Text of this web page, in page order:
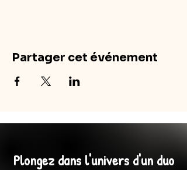
Partager cet événement
Plongez dans l'univers d'un duo